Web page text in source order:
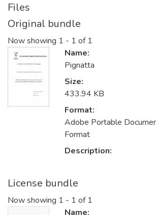
Files
Original bundle
Now showing 1 - 1 of 1
Name:
Pignatta
Size:
433.94 KB
Format:
Adobe Portable
Format
Description:
License bundle
Now showing 1 - 1 of 1
Name: